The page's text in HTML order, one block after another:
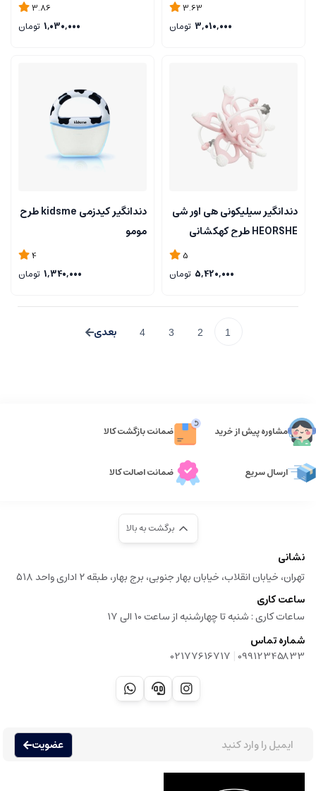
3.63
3,010,000 تومان
3.86
1,030,000 تومان
دندانگیر سیلیکونی هی اور شی
HEORSHE طرح کهکشانی
5
5,420,000 تومان
دندانگیر کیدزمی kidsme طرح
مومو
4
1,340,000 تومان
1
2
3
4
مشاوره پیش از خرید ضمانت بازگشت کالا
ارسال سریع ضمانت اصالت کالا
برگشت به بالا
نشانی
تهران، خیابان انقلاب، خیابان بهار جنوبی، برج بهار، طبقه ۲ اداری واحد ۵۱۸
ساعت کاری
ساعات کاری :‌ شنبه تا چهارشنبه از ساعت 10 الی 17
شماره تماس
09912345833
|
02177616717
عضویت